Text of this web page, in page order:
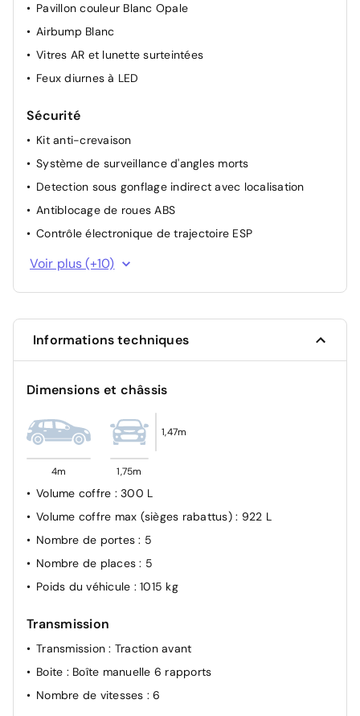
Pavillon couleur Blanc Opale
Airbump Blanc
Vitres AR et lunette surteintées
Feux diurnes à LED
Sécurité
Kit anti-crevaison
Système de surveillance d'angles morts
Detection sous gonflage indirect avec localisation
Antiblocage de roues ABS
Contrôle électronique de trajectoire ESP
Essuie-vitre avant avec capteur de pluie
ceintures de sécurité AV
Sécurité enfant à l'arrière manuel
3 Fixations ISOFIX sur les 3 sièges AR
Système de surveillance de trajectoire latéral
Airbag passager avant déconnectable manuellement
Condamnation centralisée des portes
Allumage automatique des feux de croisement
Voir plus (+10)
Informations techniques
Dimensions et châssis
4m 1,75m
1,47m
Volume coffre : 300 L
Volume coffre max (sièges rabattus) : 922 L
Nombre de portes: 5
Nombre de places: 5
Poids du véhicule : 1015 kg
Transmission
Transmission: Traction avant
Boite : Boîte manuelle 6 rapports
Nombre de vitesses : 6